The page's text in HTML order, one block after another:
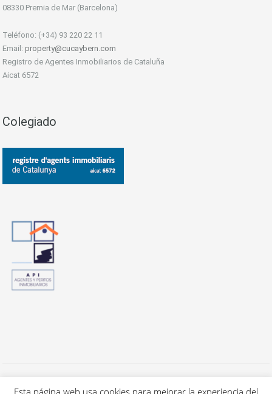
08330 Premia de Mar (Barcelona)
Teléfono: (+34) 93 220 22 11
Email: property@cucaybern.com
Registro de Agentes Inmobiliarios de Cataluña
Aicat 6572
Colegiado
Esta página web usa cookies para mejorar la experiencia del